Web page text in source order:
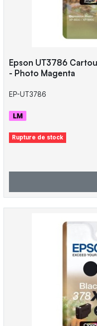
Epson UT3786
- Photo Magenta
EP-UT3786
Rupture de stock